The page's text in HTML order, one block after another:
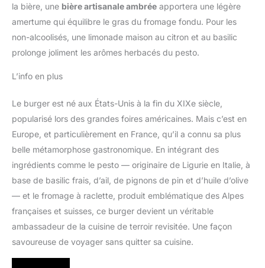
la bière, une bière artisanale ambrée apportera une légère
amertume qui équilibre le gras du fromage fondu. Pour les
non-alcoolisés, une limonade maison au citron et au basilic
prolonge joliment les arômes herbacés du pesto.
L’info en plus
Le burger est né aux États-Unis à la fin du XIXe siècle,
popularisé lors des grandes foires américaines. Mais c’est en
Europe, et particulièrement en France, qu’il a connu sa plus
belle métamorphose gastronomique. En intégrant des
ingrédients comme le pesto — originaire de Ligurie en Italie, à
base de basilic frais, d’ail, de pignons de pin et d’huile d’olive
— et le fromage à raclette, produit emblématique des Alpes
françaises et suisses, ce burger devient un véritable
ambassadeur de la cuisine de terroir revisitée. Une façon
savoureuse de voyager sans quitter sa cuisine.